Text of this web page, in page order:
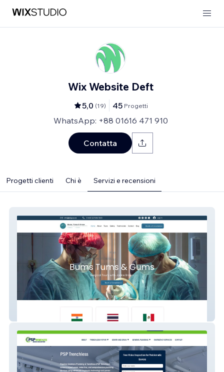
Wix Website Deft
5,0 (19) 45 Progetti
WhatsApp: +88 01616 471 910
Contatta
Progetti clienti Chi è Servizi e recensioni
Bums Tums Gums